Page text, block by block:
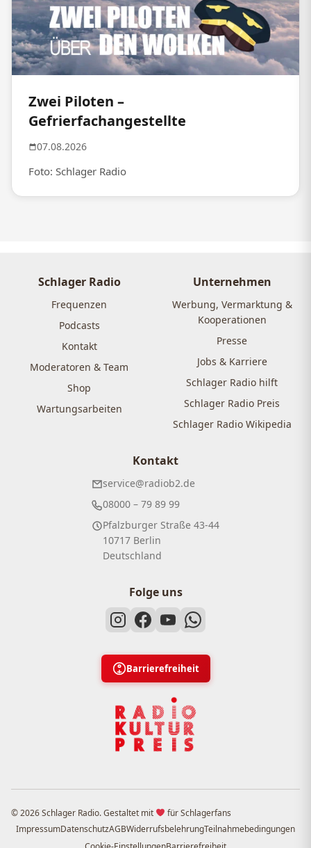
Zwei Piloten –
Gefrierfachangestellte
07.08.2026
Foto: Schlager Radio
Schlager Radio
Frequenzen
Podcasts
Kontakt
Moderatoren & Team
Shop
Wartungsarbeiten
Unternehmen
Werbung, Vermarktung &
Kooperationen
Presse
Jobs & Karriere
Schlager Radio hilft
Schlager Radio Preis
Schlager Radio Wikipedia
Kontakt
service@radiob2.de
08000 – 79 89 99
Pfalzburger Straße 43-44
10717 Berlin
Deutschland
Folge uns
Barrierefreiheit
© 2026 Schlager Radio. Gestaltet mit
für Schlagerfans
ImpressumDatenschutzAGBWiderrufsbelehrungTeilnahmebedingungen